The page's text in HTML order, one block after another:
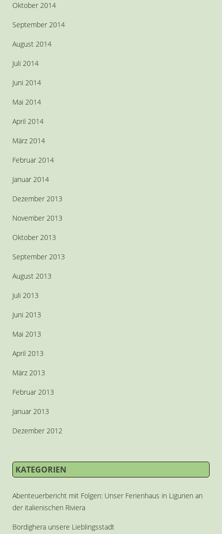
Oktober 2014
September 2014
August 2014
Juli 2014
Juni 2014
Mai 2014
April 2014
März 2014
Februar 2014
Januar 2014
Dezember 2013
November 2013
Oktober 2013
September 2013
August 2013
Juli 2013
Juni 2013
Mai 2013
April 2013
März 2013
Februar 2013
Januar 2013
Dezember 2012
KATEGORIEN
Abenteuerbericht mit Folgen: Unser Ferienhaus in Ligurien an
der italienischen Riviera
Bordighera unsere Lieblingsstadt